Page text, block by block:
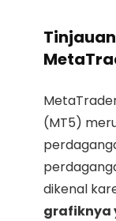
(MT5)
dikenal
grafiknya